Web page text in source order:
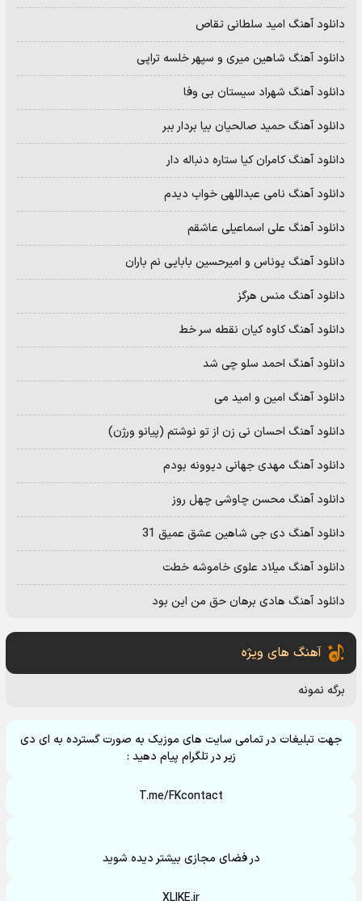
دانلود آهنگ امید سلطانی تقاص
دانلود آهنگ شاهین میری و سپهر خلسه تراپی
دانلود آهنگ شهراد سیستان بی وفا
دانلود آهنگ حمید صالحیان بیا بردار ببر
دانلود آهنگ کامران کیا ستاره دنباله دار
دانلود آهنگ نامی عبداللهی خواب دیدم
دانلود آهنگ علی اسماعیلی عاشقم
دانلود آهنگ یوناس و امیرحسین بابایی نم باران
دانلود آهنگ منس هرگز
دانلود آهنگ کاوه کیان نقطه سر خط
دانلود آهنگ احمد سلو چی شد
دانلود آهنگ امین و امید می
دانلود آهنگ احسان نی زن از تو نوشتم (پیانو ورژن)
دانلود آهنگ مهدی جهانی دیوونه بودم
دانلود آهنگ محسن چاوشی چهل روز
دانلود آهنگ دی جی شاهین عشق عمیق 31
دانلود آهنگ میلاد علوی خاموشه خطت
دانلود آهنگ هادی برهان حق من این بود
آهنگ های ویژه
برگه نمونه
جهت تبلیغات در تمامی سایت های موزیک به صورت گسترده به ای دی
زیر در تلگرام پیام دهید :
T.me/FKcontact
در فضای مجازی بیشتر دیده شوید